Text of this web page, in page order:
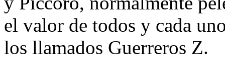
el valor de todos y cada
los llamados Guerreros Z.